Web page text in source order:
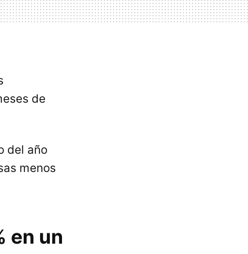
de
del año
menos
en un